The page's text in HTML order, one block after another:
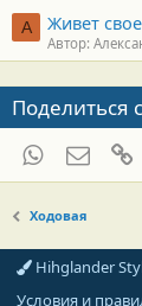
А Живет
Автор:
Поделиться
WhatsApp
Ходовая
Hihglander
Условия и